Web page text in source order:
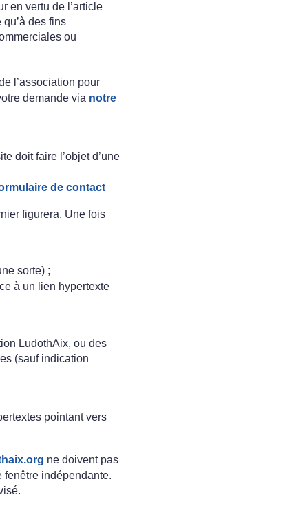
en vertu de l’article
des fins
ou
l’association pour
demande via notre
doit faire l’objet d’une
de contact
figurera. Une fois
sorte) ;
à un lien hypertexte
LudothAix, ou des
(sauf indication
pointant vers
ne doivent pas
fenêtre indépendante.